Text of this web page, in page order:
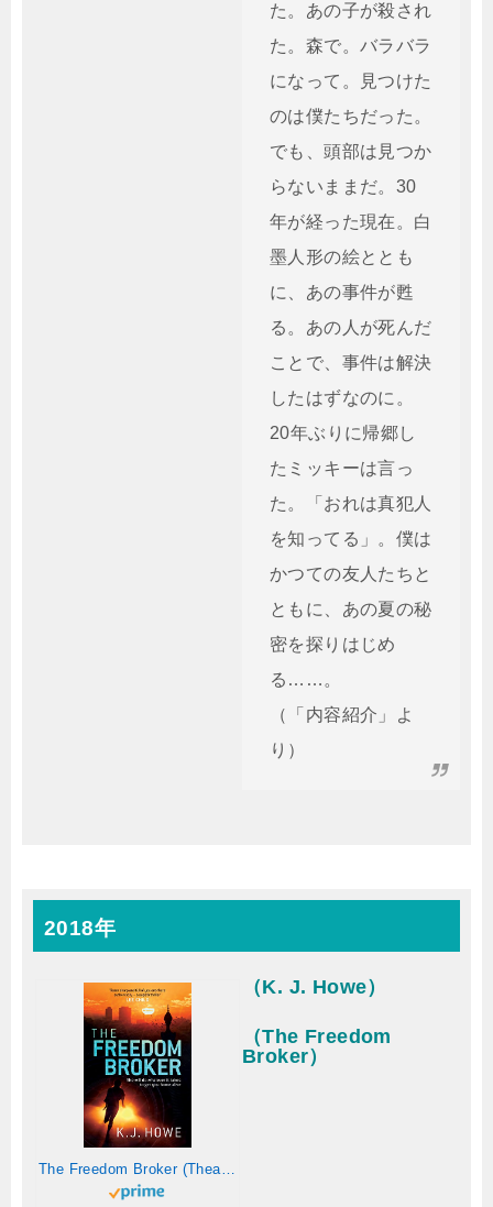
た。あの子が殺され
た。森で。バラバラ
になって。見つけた
のは僕たちだった。
でも、頭部は見つか
らないままだ。30
年が経った現在。白
墨人形の絵ととも
に、あの事件が甦
る。あの人が死んだ
ことで、事件は解決
したはずなのに。
20年ぶりに帰郷し
たミッキーは言っ
た。「おれは真犯人
を知ってる」。僕は
かつての友人たちと
ともに、あの夏の秘
密を探りはじめ
る……。
（「内容紹介」よ
り）
2018年
The Freedom Broker (Thea Paris 1) (English Edition)
（K. J. Howe）
（The Freedom
Broker）